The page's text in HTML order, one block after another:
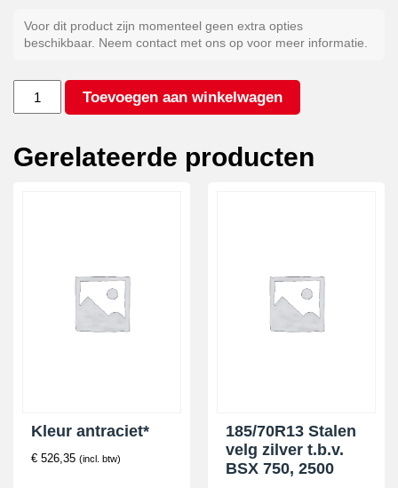
Voor dit product zijn momenteel geen extra opties
beschikbaar. Neem contact met ons op voor meer informatie.
antraciet*
Toevoegen aan winkelwagen
Gerelateerde producten
Kleur antraciet*
€ 526,35 (incl. btw)
185/70R13 Stalen
velg zilver t.b.v.
BSX 750, 2500